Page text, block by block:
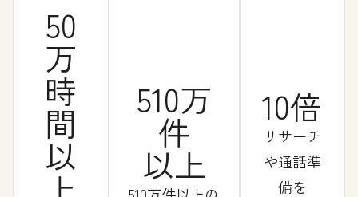
50
万
時
間
以
510万
件
以上
10倍
リサーチ
や通話準
備を